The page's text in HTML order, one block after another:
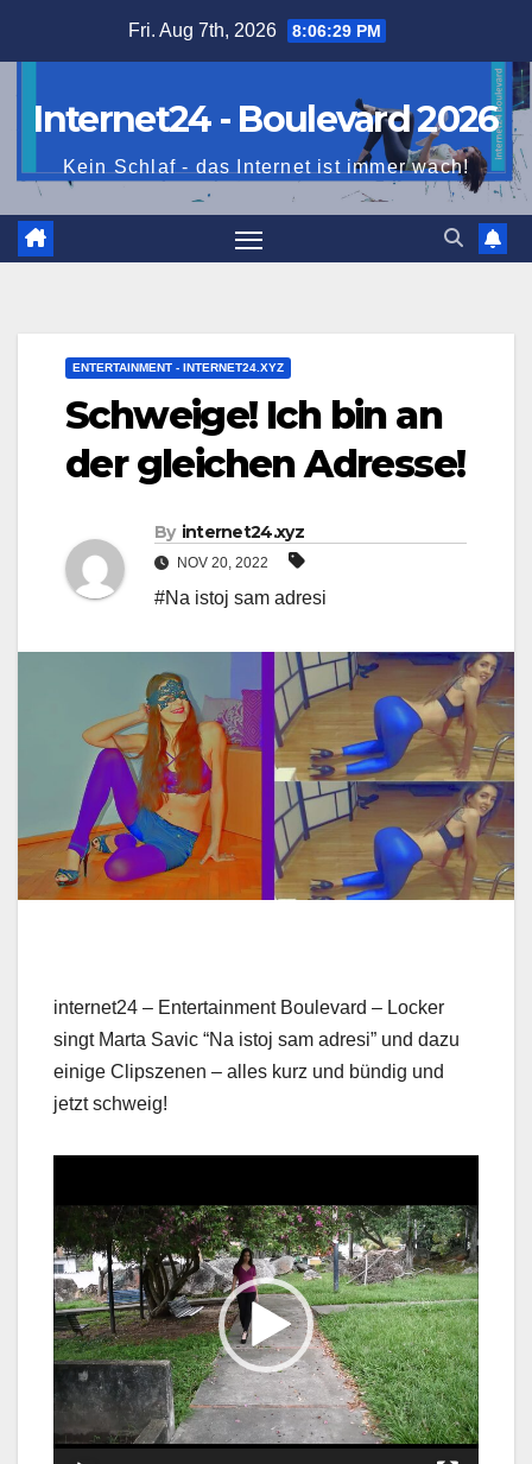
Fri. Aug 7th, 2026 8:06:30 PM
Internet24 - Boulevard 2026
Kein Schlaf - das Internet ist immer wach!
ENTERTAINMENT - INTERNET24.XYZ
Schweige! Ich bin an
der gleichen Adresse!
By internet24.xyz
NOV 20, 2022
#Na istoj sam adresi
internet24 – Entertainment Boulevard – Locker
singt Marta Savic “Na istoj sam adresi” und dazu
einige Clipszenen – alles kurz und bündig und
jetzt schweig!
Player